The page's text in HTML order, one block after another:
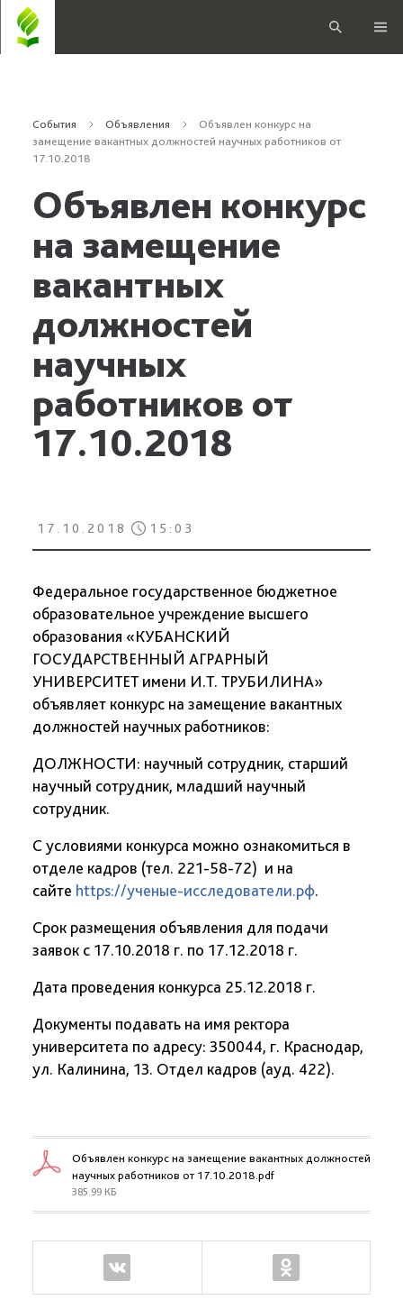
События Объявления
Объявлен конкурс на
замещение вакантных должностей научных работников от
17.10.2018
Объявлен конкурс
на замещение
вакантных
должностей
научных
работников от
17.10.2018
17.10.2018 15:03
Федеральное государственное бюджетное
образовательное учреждение высшего
образования «КУБАНСКИЙ
ГОСУДАРСТВЕННЫЙ АГРАРНЫЙ
УНИВЕРСИТЕТ имени И.Т. ТРУБИЛИНА»
объявляет конкурс на замещение вакантных
должностей научных работников:
ДОЛЖНОСТИ: научный сотрудник, старший
научный сотрудник, младший научный
сотрудник.
С условиями конкурса можно ознакомиться в
отделе кадров (тел. 221-58-72) и на
сайте https://ученые-исследователи.рф.
Срок размещения объявления для подачи
заявок с 17.10.2018 г. по 17.12.2018 г.
Дата проведения конкурса 25.12.2018 г.
Документы подавать на имя ректора
университета по адресу: 350044, г. Краснодар,
ул. Калинина, 13. Отдел кадров (ауд. 422).
Объявлен конкурс на замещение вакантных должностей
научных работников от 17.10.2018.pdf
385.99 КБ